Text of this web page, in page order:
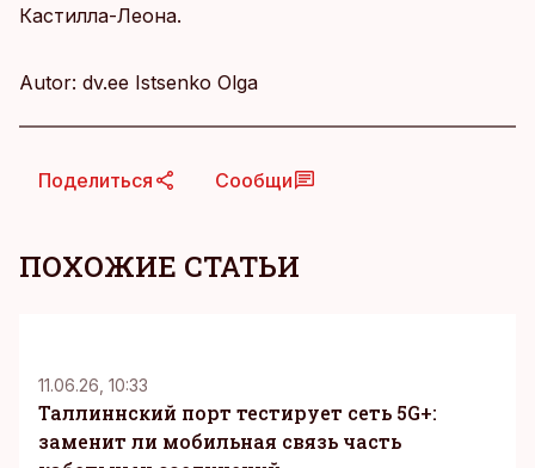
Кастилла-Леона.
Autor: dv.ee Istsenko Olga
Поделиться Сообщи
ПОХОЖИЕ СТАТЬИ
11.06.26, 10:33
Таллиннский порт тестирует сеть 5G+:
заменит ли мобильная связь часть